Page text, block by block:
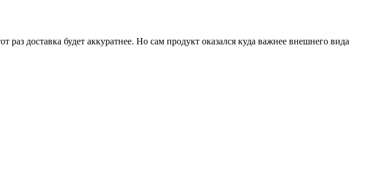
доставка будет аккуратнее. Но сам продукт оказался куда важнее внешнего вида